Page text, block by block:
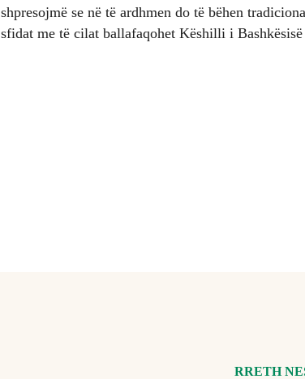
shpresojmë se në të ardhmen do të bëhen
sfidat me të cilat ballafaqohet Këshilli i
RRETH